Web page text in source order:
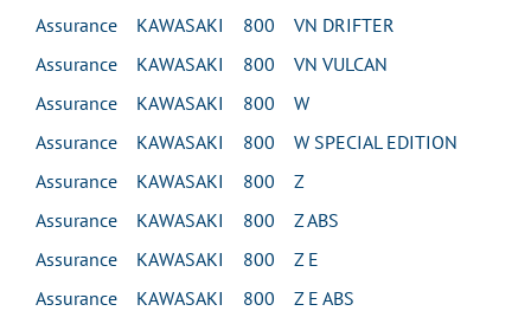
Assurance KAWASAKI 800 VN DRIFTER
Assurance KAWASAKI 800 VN VULCAN
Assurance KAWASAKI 800 W
Assurance KAWASAKI 800 W SPECIAL EDITION
Assurance KAWASAKI 800 Z
Assurance KAWASAKI 800 Z ABS
Assurance KAWASAKI 800 Z E
Assurance KAWASAKI 800 Z E ABS